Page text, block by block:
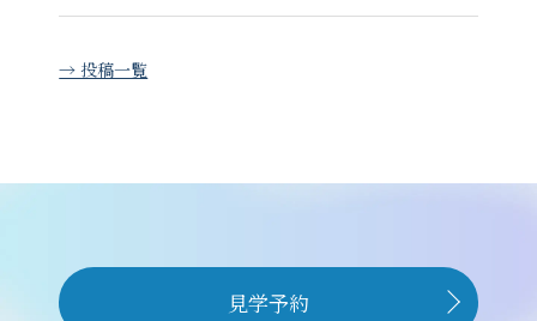
→ 投稿一覧
見学予約